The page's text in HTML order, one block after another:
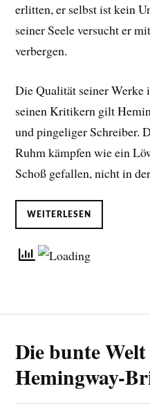
erlitten, er selbst ist kein
seiner Seele versucht er
verbergen.
Die Qualität seiner Werke
seinen Kritikern gilt
und pingeliger Schreiber.
Ruhm kämpfen wie ein
Schoß gefallen, nicht in
WEITERLESEN
Die bunte
Hemingway-